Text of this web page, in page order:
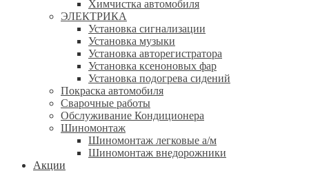
Химчистка автомобиля
ЭЛЕКТРИКА
Установка сигнализации
Установка музыки
Установка авторегистратора
Установка ксеноновых фар
Установка подогрева сидений
Покраска автомобиля
Сварочные работы
Обслуживание Кондиционера
Шиномонтаж
Шиномонтаж легковые а/м
Шиномонтаж внедорожники
Акции